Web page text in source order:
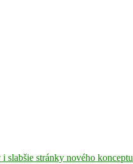
slabšie stránky nového konceptu